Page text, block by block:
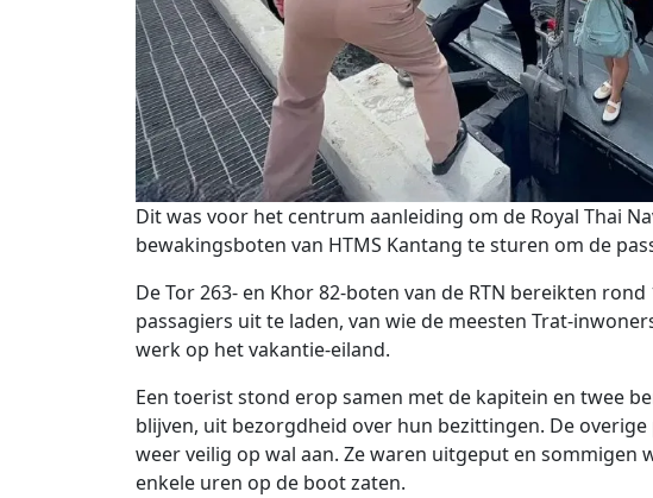
Dit was voor het centrum aanleiding om de Royal Thai
bewakingsboten van HTMS Kantang te sturen om de
De Tor 263- en Khor 82-boten van de RTN bereikten
passagiers uit te laden, van wie de meesten Trat-
werk op het vakantie-eiland.
Een toerist stond erop samen met de kapitein en twee
blijven, uit bezorgdheid over hun bezittingen. De
weer veilig op wal aan. Ze waren uitgeput en sommigen
enkele uren op de boot zaten.